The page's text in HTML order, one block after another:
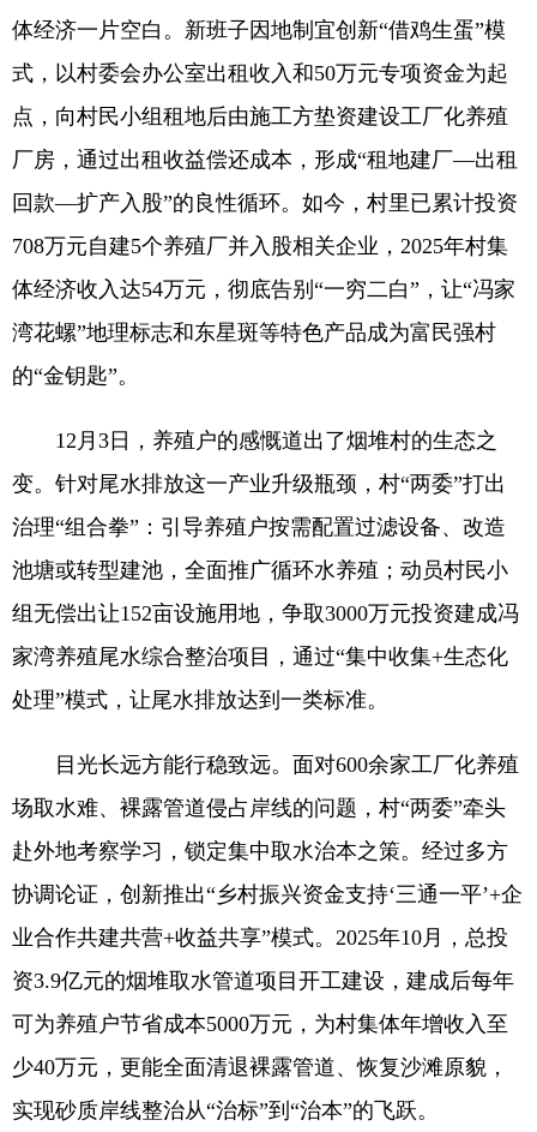
体经济一片空白。新班子因地制宜创新“借鸡生蛋”模
式，以村委会办公室出租收入和50万元专项资金为起
点，向村民小组租地后由施工方垫资建设工厂化养殖
厂房，通过出租收益偿还成本，形成“租地建厂—出租
回款—扩产入股”的良性循环。如今，村里已累计投资
708万元自建5个养殖厂并入股相关企业，2025年村集
体经济收入达54万元，彻底告别“一穷二白”，让“冯家
湾花螺”地理标志和东星斑等特色产品成为富民强村
的“金钥匙”。
12月3日，养殖户的感慨道出了烟堆村的生态之
变。针对尾水排放这一产业升级瓶颈，村“两委”打出
治理“组合拳”：引导养殖户按需配置过滤设备、改造
池塘或转型建池，全面推广循环水养殖；动员村民小
组无偿出让152亩设施用地，争取3000万元投资建成冯
家湾养殖尾水综合整治项目，通过“集中收集+生态化
处理”模式，让尾水排放达到一类标准。
目光长远方能行稳致远。面对600余家工厂化养殖
场取水难、裸露管道侵占岸线的问题，村“两委”牵头
赴外地考察学习，锁定集中取水治本之策。经过多方
协调论证，创新推出“乡村振兴资金支持‘三通一平’+企
业合作共建共营+收益共享”模式。2025年10月，总投
资3.9亿元的烟堆取水管道项目开工建设，建成后每年
可为养殖户节省成本5000万元，为村集体年增收入至
少40万元，更能全面清退裸露管道、恢复沙滩原貌，
实现砂质岸线整治从“治标”到“治本”的飞跃。